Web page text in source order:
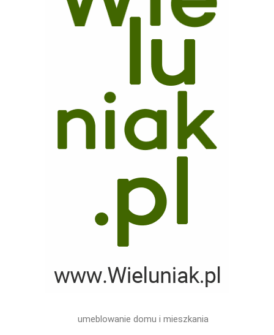
umeblowanie domu i mieszkania